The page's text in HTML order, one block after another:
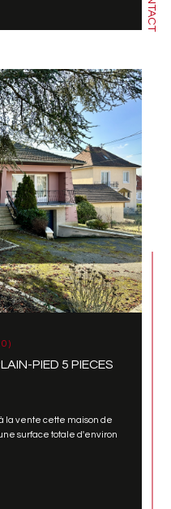
PIED 5 PIECES
à la vente cette maison de
surface totale d'environ